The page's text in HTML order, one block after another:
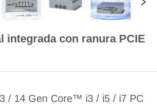
integrada con ranura PCIE